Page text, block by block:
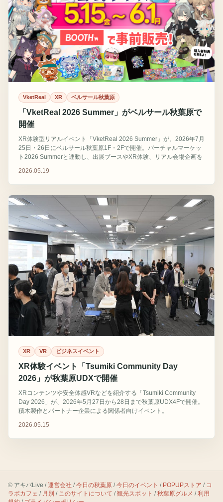
VketReal XR ベルサール秋葉原
「VketReal 2026 Summer」がベルサール秋葉原で
開催
XR体験型リアルイベント「VketReal 2026 Summer」が、2026年7月
25日・26日にベルサール秋葉原1F・2Fで開催。バーチャルマーケッ
ト2026 Summerと連動し、出展ブースやXR体験、リアル会場企画を
作戦！」も実施する。
2026.05.19
XR VR ビジネスイベント
XR体験イベント「Tsumiki Community Day
2026」が秋葉原UDXで開催
XRコンテンツや安全体感VRなどを紹介する「Tsumiki Community
Day 2026」が、2026年5月27日から28日まで秋葉原UDX4Fで開催。
積木製作とパートナー企業による関係者向けイベント。
2026.05.15
© アキバLive / 運営会社 /今日の秋葉原 /今日のイベント / POPUPストア / コ
ラボカフェ / 月別 / このサイトについて /観光スポット /秋葉原グルメ /利用